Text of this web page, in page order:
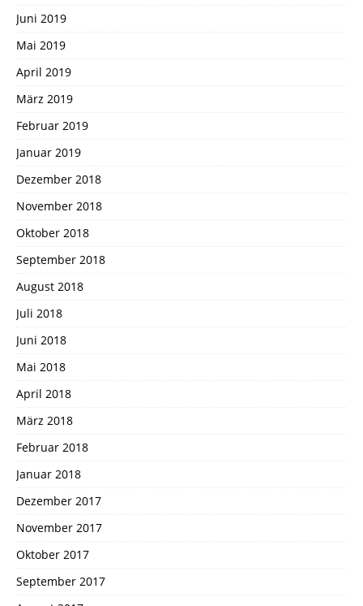
Juni 2019
Mai 2019
April 2019
März 2019
Februar 2019
Januar 2019
Dezember 2018
November 2018
Oktober 2018
September 2018
August 2018
Juli 2018
Juni 2018
Mai 2018
April 2018
März 2018
Februar 2018
Januar 2018
Dezember 2017
November 2017
Oktober 2017
September 2017